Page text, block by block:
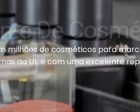
De
milhões de cosméticos para
da UE e com uma excelente